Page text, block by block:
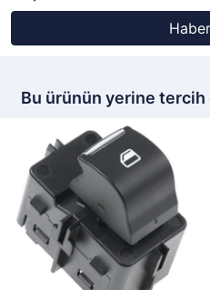
Bu ürünün yerine